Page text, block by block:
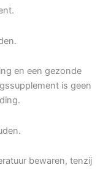
en een gezonde
is geen
bewaren, tenzij